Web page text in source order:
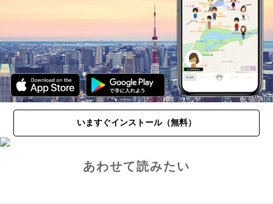
いますぐインストール（無料）
あわせて読みたい